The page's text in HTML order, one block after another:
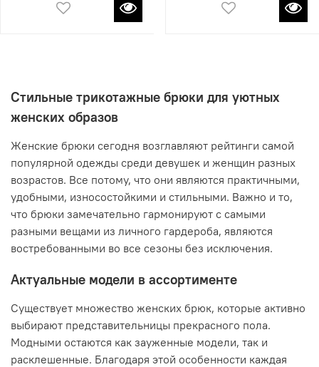
Стильные трикотажные брюки для уютных
женских образов
Женские брюки сегодня возглавляют рейтинги самой
популярной одежды среди девушек и женщин разных
возрастов. Все потому, что они являются практичными,
удобными, износостойкими и стильными. Важно и то,
что брюки замечательно гармонируют с самыми
разными вещами из личного гардероба, являются
востребованными во все сезоны без исключения.
Актуальные модели в ассортименте
Существует множество женских брюк, которые активно
выбирают представительницы прекрасного пола.
Модными остаются как зауженные модели, так и
расклешенные. Благодаря этой особенности каждая